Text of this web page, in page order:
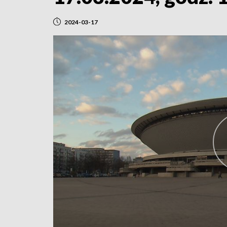
2024-03-17